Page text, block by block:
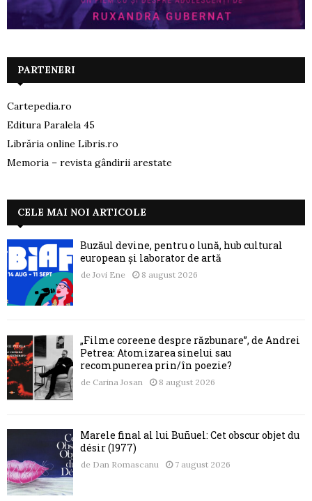
PARTENERI
Cartepedia.ro
Editura Paralela 45
Librăria online Libris.ro
Memoria – revista gândirii arestate
CELE MAI NOI ARTICOLE
Buzăul devine, pentru o lună, hub cultural
european și laborator de artă
de Jovi Ene 8 august 2026
„Filme coreene despre răzbunare”, de Andrei
Petrea: Atomizarea sinelui sau
recompunerea prin/în poezie?
de Carina Josan 8 august 2026
Marele final al lui Buñuel: Cet obscur objet du
désir (1977)
de Dan Romascanu 7 august 2026